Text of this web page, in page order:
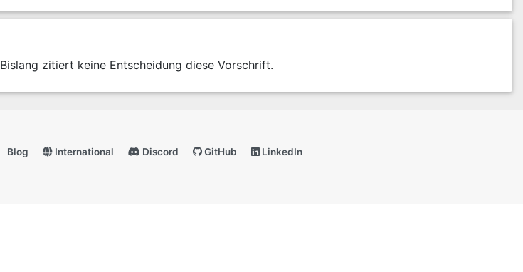
Bislang zitiert keine Entscheidung diese Vorschrift.
Blog International Discord GitHub LinkedIn